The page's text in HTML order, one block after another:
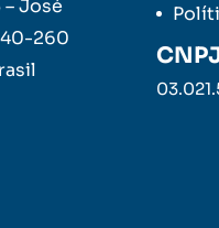
– José
260